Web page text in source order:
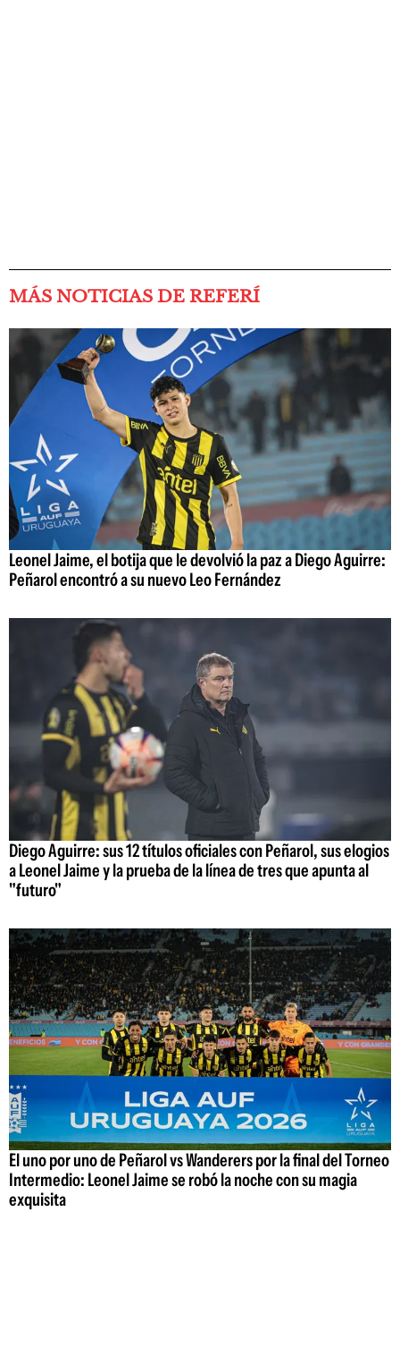
MÁS NOTICIAS DE REFERÍ
Leonel Jaime, el botija que le devolvió la paz a Diego Aguirre:
Peñarol encontró a su nuevo Leo Fernández
Diego Aguirre: sus 12 títulos oficiales con Peñarol, sus elogios
a Leonel Jaime y la prueba de la línea de tres que apunta al
"futuro"
El uno por uno de Peñarol vs Wanderers por la final del Torneo
Intermedio: Leonel Jaime se robó la noche con su magia
exquisita